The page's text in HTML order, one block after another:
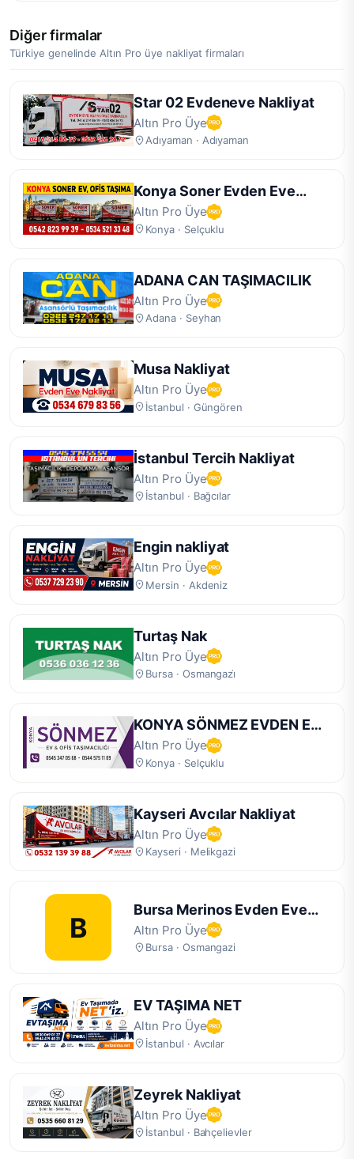
Diğer firmalar
Türkiye genelinde Altın Pro üye nakliyat firmaları
Star 02 Evdeneve Nakliyat
Altın Pro Üye
Adıyaman · Adıyaman
Konya Soner Evden Eve
Nakliyat
Altın Pro Üye
Konya · Selçuklu
ADANA CAN TAŞIMACILIK
Altın Pro Üye
Adana · Seyhan
Musa Nakliyat
Altın Pro Üye
İstanbul · Güngören
İstanbul Tercih Nakliyat
Altın Pro Üye
İstanbul · Bağcılar
Engin nakliyat
Altın Pro Üye
Mersin · Akdeniz
Turtaş Nak
Altın Pro Üye
Bursa · Osmangazi̇
KONYA SÖNMEZ EVDEN EVE
NAKLİYAT
Altın Pro Üye
Konya · Selçuklu
Kayseri Avcılar Nakliyat
Altın Pro Üye
Kayseri · Melikgazi
B
Bursa Merinos Evden Eve
Nakliyat
Altın Pro Üye
Bursa · Osmangazi
EV TAŞIMA NET
Altın Pro Üye
İstanbul · Avcılar
Zeyrek Nakliyat
Altın Pro Üye
İstanbul · Bahçelievler